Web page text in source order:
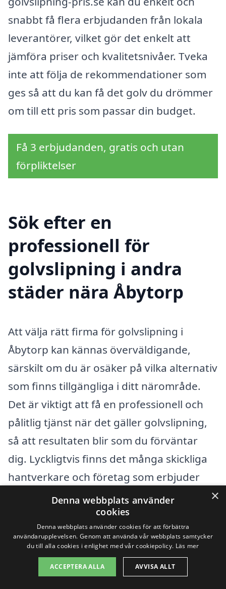
snabbt få flera erbjudanden från lokala
leverantörer, vilket gör det enkelt att
jämföra priser och kvalitetsnivåer. Tveka
inte att följa de rekommendationer som
ges så att du kan få det golv du drömmer
om till ett pris som passar din budget.
Få 3 erbjudanden, gratis och utan
förpliktelser
Sök efter en
professionell för
golvslipning i andra
städer nära Åbytorp
Att välja rätt firma för golvslipning i
Åbytorp kan kännas överväldigande,
särskilt om du är osäker på vilka alternativ
som finns tillgängliga i ditt närområde.
Det är viktigt att få en professionell och
pålitlig tjänst när det gäller golvslipning,
så att resultaten blir som du förväntar
dig. Lyckligtvis finns det många skickliga
hantverkare och företag som erbjuder
golvslipning i och omkring Åbytorp.
Några närliggande städer där du kan
hitta experter på golvslipning inkluderar:
Kumla
×
Denna webbplats använder
cookies
Denna webbplats använder cookies för att förbättra
användarupplevelsen. Genom att använda vår webbplats samtycker
du till alla cookies i enlighet med vår cookiepolicy. Läs mer
ACCEPTERA ALLA AVVISA ALLT